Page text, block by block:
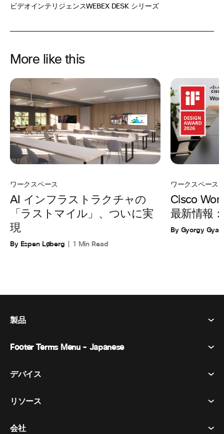
ビデオインテリジェンスWEBEX DESK シリーズ
More like this
ワークスペース
AI インフラストラクチャの
「ラストマイル」、ついに実
現
By Espen Løberg 1 Min Read
ワークスペース
Cisco
最新情報
By Gyorgy
製品
Webex Suite
メッセージング
イベント
Footer Terms Menu - Japanese
利用規約
商標
デバイス​
ヘッドセット​
リソース
ダウンロード​
会社